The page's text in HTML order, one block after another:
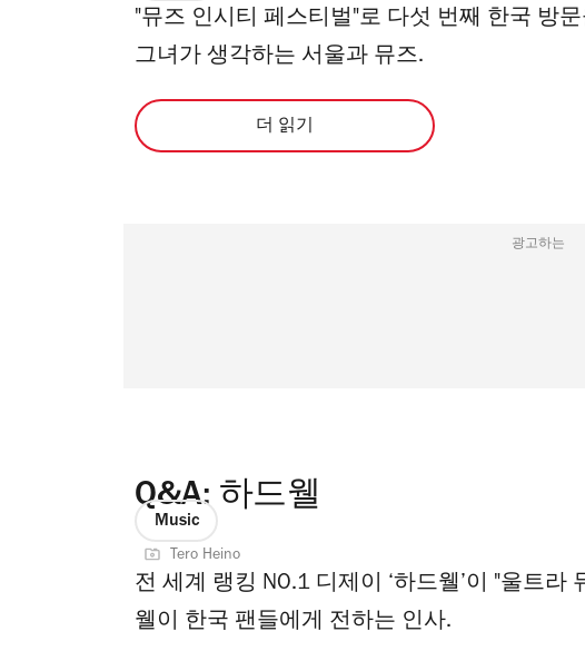
"뮤즈 인시티 페스티벌"로 다섯 번째 한국 방
그녀가 생각하는 서울과 뮤즈.
더 읽기
광고하는
Q&A: 하드웰
Music
Tero Heino
전 세계 랭킹 NO.1 디제이 ‘하드웰’이 "울트
웰이 한국 팬들에게 전하는 인사.